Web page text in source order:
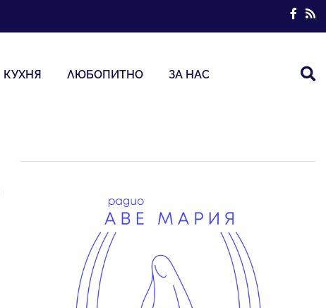
КУХНЯ ЛЮБОПИТНО ЗА НАС